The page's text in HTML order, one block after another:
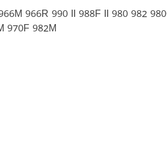
966R 990 II 988F II 980 982
970F 982M